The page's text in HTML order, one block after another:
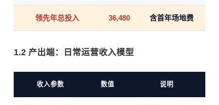
领先年总投入 36,480 含首年场地费
1.2 产出端：日常运营收入模型
收入参数 数值 说明